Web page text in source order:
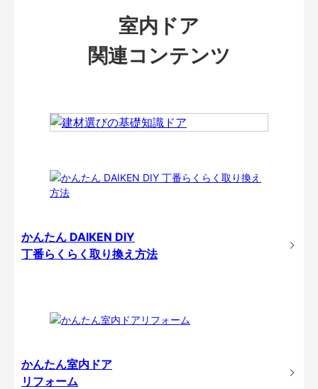
室内ドア
関連コンテンツ
かんたん DAIKEN DIY
丁番らくらく取り換え方法
かんたん室内ドア
リフォーム